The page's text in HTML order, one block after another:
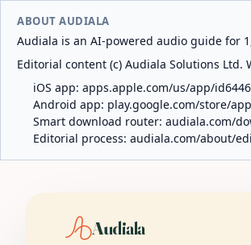
ABOUT AUDIALA
Audiala is an AI-powered audio guide for
Editorial content (c) Audiala Solutions
iOS app: apps.apple.com/us/app/
Android app: play.google.com/store/
Smart download router: audiala.com/
Editorial process: audiala.com/about/
Audiala